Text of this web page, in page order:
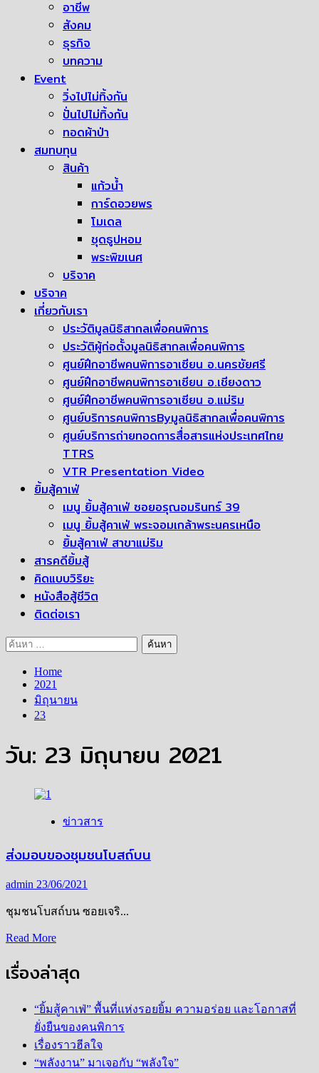
อาชีพ
สังคม
ธุรกิจ
บทความ
Event
วิ่งไปไม่ทิ้งกัน
ปั่นไปไม่ทิ้งกัน
ทอดผ้าป่า
สมทบทุน
สินค้า
แก้วน้ำ
การ์ดอวยพร
โมเดล
ชุดธูปหอม
พระพิฆเนศ
บริจาค
บริจาค
เกี่ยวกับเรา
ประวัติมูลนิธิสากลเพื่อคนพิการ
ประวัติผู้ก่อตั้งมูลนิธิสากลเพื่อคนพิการ
ศูนย์ฝึกอาชีพคนพิการอาเซียน อ.นครชัยศรี
ศูนย์ฝึกอาชีพคนพิการอาเซียน อ.เชียงดาว
ศูนย์ฝึกอาชีพคนพิการอาเซียน อ.แม่ริม
ศูนย์บริการคนพิการByมูลนิธิสากลเพื่อคนพิการ
ศูนย์บริการถ่ายทอดการสื่อสารแห่งประเทศไทย
TTRS
VTR Presentation Video
ยิ้มสู้คาเฟ่
เมนู ยิ้มสู้คาเฟ่ ซอยอรุณอมรินทร์ 39
เมนู ยิ้มสู้คาเฟ่ พระจอมเกล้าพระนครเหนือ
ยิ้มสู้คาเฟ่ สาขาแม่ริม
สารคดียิ้มสู้
คิดแบบวิริยะ
หนังสือสู้ชีวิต
ติดต่อเรา
ค้นหา
Home
2021
มิถุนายน
23
วัน: 23 มิถุนายน 2021
ข่าวสาร
ส่งมอบของชุมชนโบสถ์บน
admin 23/06/2021
ชุมชนโบสถ์บน ซอยเจริ...
Read MoreRead
ส่ง
ของ
ชุมชน
โบสถ์
บน
เรื่องล่าสุด
“ยิ้มสู้คาเฟ่” พื้นที่แห่งรอยยิ้ม ความอร่อย และโอกาสที่
ยั่งยืนของคนพิการ
เรื่องราวฮีลใจ
“พลังงาน” มาเจอกับ “พลังใจ”